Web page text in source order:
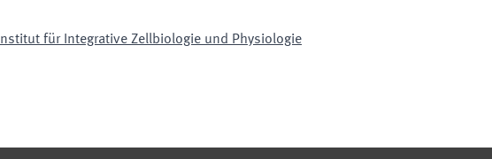
Institut für Integrative Zellbiologie und Physiologie